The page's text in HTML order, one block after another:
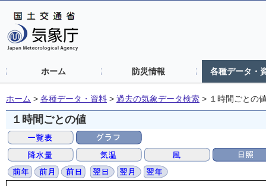
ホーム 防災情報 各種データ・
ホーム > 各種データ・資料 > 過去の気象データ検索 > １時間ごとの
１時間ごとの値